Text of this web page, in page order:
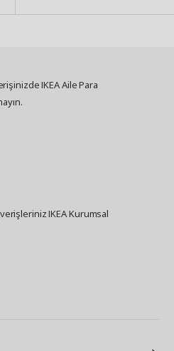
IKEA Aile Para
IKEA Kurumsal